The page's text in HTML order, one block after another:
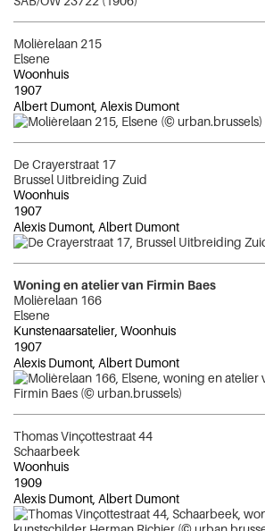
Molièrelaan 215
Elsene
Woonhuis
1907
Albert Dumont, Alexis Dumont
De Crayerstraat 17
Brussel Uitbreiding Zuid
Woonhuis
1907
Alexis Dumont, Albert Dumont
Woning en atelier van Firmin Baes
Molièrelaan 166
Elsene
Kunstenaarsatelier, Woonhuis
1907
Alexis Dumont, Albert Dumont
Thomas Vinçottestraat 44
Schaarbeek
Woonhuis
1909
Alexis Dumont, Albert Dumont